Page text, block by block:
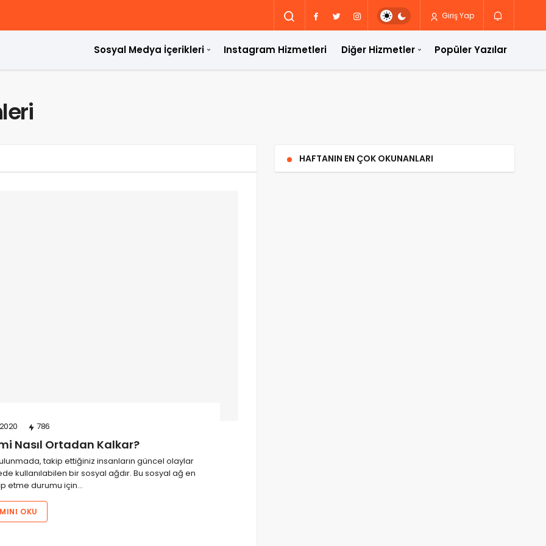
Giriş Yap
Sosyal Medya İçerikleri Instagram Hizmetleri Diğer Hizmetler Popüler Yazılar
786
Nasıl Ortadan Kalkar?
takip ettiğiniz insanların güncel olaylar
kullanılabilen bir sosyal ağdır. Bu sosyal ağ en
etme durumu için…
OKU
HAFTANIN EN ÇOK OKUNANLARI